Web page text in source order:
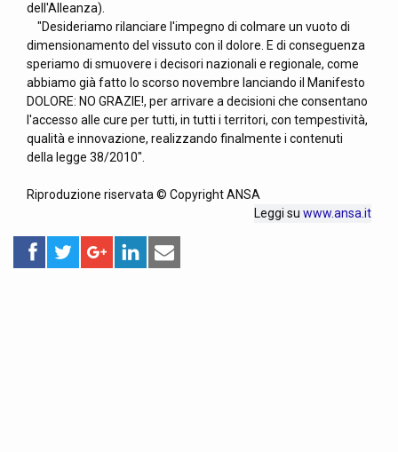
dell'Alleanza).
"Desideriamo rilanciare l'impegno di colmare un vuoto di
dimensionamento del vissuto con il dolore. E di conseguenza
speriamo di smuovere i decisori nazionali e regionale, come
abbiamo già fatto lo scorso novembre lanciando il Manifesto
DOLORE: NO GRAZIE!, per arrivare a decisioni che consentano
l'accesso alle cure per tutti, in tutti i territori, con tempestività,
qualità e innovazione, realizzando finalmente i contenuti
della legge 38/2010".
Riproduzione riservata © Copyright ANSA
Leggi su www.ansa.it